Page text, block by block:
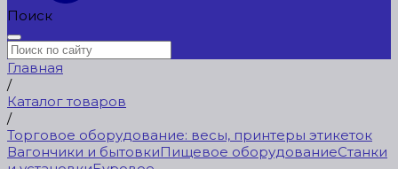
Поиск
Главная
/
Каталог товаров
/
Торговое оборудование: весы, принтеры этикеток
Вагончики и бытовкиПищевое оборудованиеСтанки